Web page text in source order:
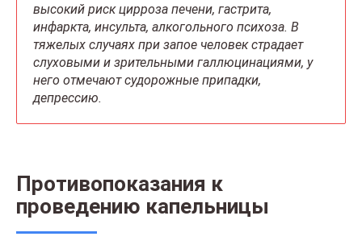
высокий риск цирроза печени, гастрита,
инфаркта, инсульта, алкогольного психоза. В
тяжелых случаях при запое человек страдает
слуховыми и зрительными галлюцинациями, у
него отмечают судорожные припадки,
депрессию.
Противопоказания к
проведению капельницы